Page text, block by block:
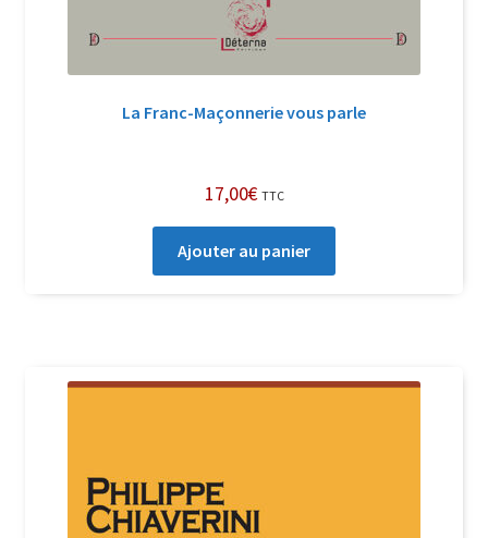
La Franc-Maçonnerie vous parle
17,00€ TTC
Ajouter au panier